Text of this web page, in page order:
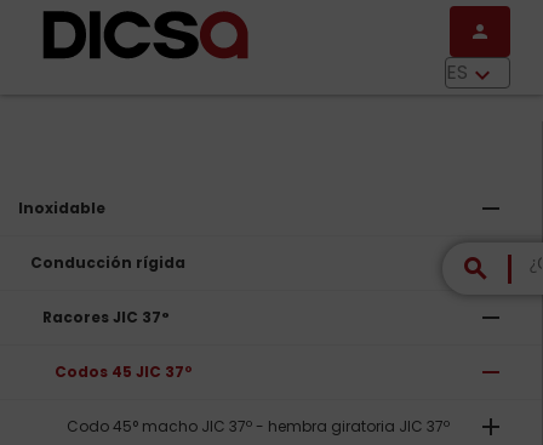
Pasar al contenido principal
person
ES keyboard_arrow_down
search
Inoxidable remove
Conducción rígida remove
Racores JIC 37° remove
Codos 45 JIC 37º remove
Codo 45° macho JIC 37º - hembra giratoria JIC 37º add